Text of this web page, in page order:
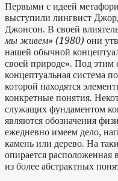
Первыми с идеей
выступили лингвист
Джонсон. В своей
мы живем» (1980) они
нашей обычной
своей природе». Под этим
концептуальная система
которой находятся
конкретные понятия.
служащих фундаментом
являются обозначения
ежедневно имеем дело,
камень или дерево. На
опирается расположенная
из более абстрактных